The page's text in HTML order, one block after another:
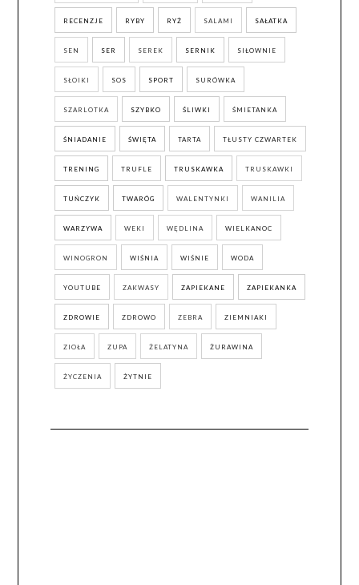
RECENZJE RYBY RYŻ SALAMI SAŁATKA
SEN SER SEREK SERNIK SIŁOWNIE
SŁOIKI SOS SPORT SURÓWKA
SZARLOTKA SZYBKO ŚLIWKI ŚMIETANKA
ŚNIADANIE ŚWIĘTA TARTA TŁUSTY CZWARTEK
TRENING TRUFLE TRUSKAWKA TRUSKAWKI
TUŃCZYK TWARÓG WALENTYNKI WANILIA
WARZYWA WEKI WĘDLINA WIELKANOC
WINOGRON WIŚNIA WIŚNIE WODA
YOUTUBE ZAKWASY ZAPIEKANE ZAPIEKANKA
ZDROWIE ZDROWO ZEBRA ZIEMNIAKI
ZIOŁA ZUPA ŻELATYNA ŻURAWINA
ŻYCZENIA ŻYTNIE